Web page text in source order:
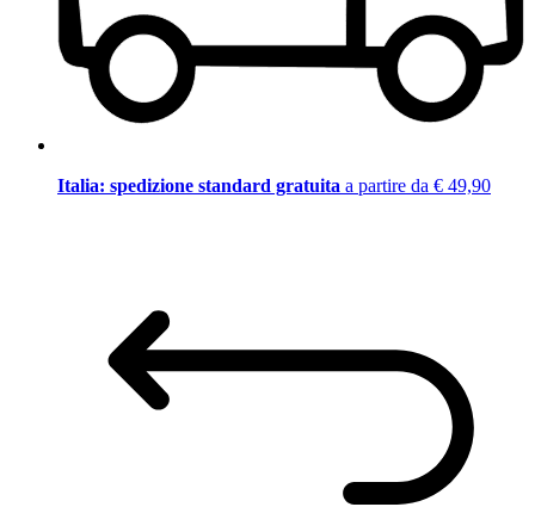
Italia: spedizione standard gratuita a partire da € 49,90